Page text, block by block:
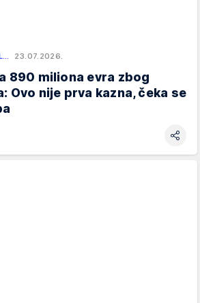
23.07.2026.
890 miliona evra zbog
Ovo nije prva kazna, čeka se